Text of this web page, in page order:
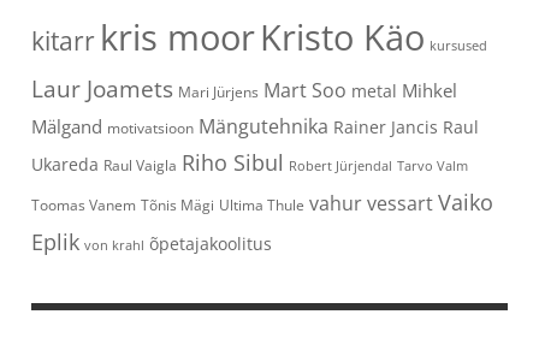
kitarr kris moorKristo Käo kursused
Laur Joamets Mari Jürjens Mart Soo metal Mihkel
Mälgand motivatsioon Mängutehnika Rainer Jancis Raul
Ukareda Raul Vaigla Riho Sibul Robert Jürjendal Tarvo Valm
Toomas Vanem Tõnis Mägi Ultima Thule vahur vessartVaiko
Eplik von krahl õpetajakoolitus